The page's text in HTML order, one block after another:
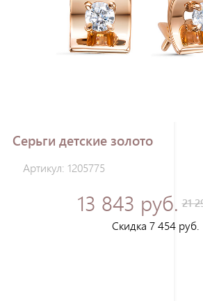
Серьги детские золото
Артикул: 1205775
13 843 руб. 21
Скидка 7 454 руб.
Зарегистрироваться